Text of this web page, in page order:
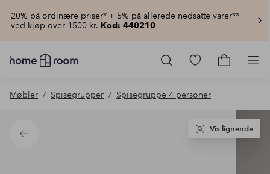
20% på ordinære priser* + 5% på allerede nedsatte varer**
ved kjøp over 1500 kr. Kod: 440210
Homeroom
–
hjemmet
pris
Gå
produkter
Gå
Møbler Spisegrupper Spisegruppe 4 personer
Tilbake
Vis lignende